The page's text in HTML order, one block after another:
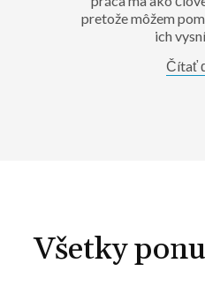
pretože môžem
ich
Čítať
Všetky